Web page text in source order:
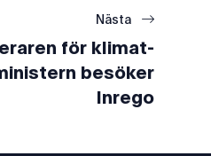
Nästa
för klimat-
besöker
Inrego